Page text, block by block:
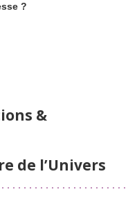
?
&
de l’Univers